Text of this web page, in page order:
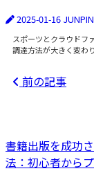
2025-01-16 JUNPIN
スポーツとクラウドフ
調達方法が大きく変わ
前の記事
書籍出版を成功
法：初心者から